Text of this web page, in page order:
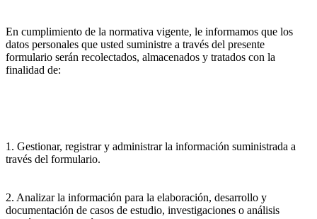
En cumplimiento de la normativa vigente, le informamos que los
datos personales que usted suministre a través del presente
formulario serán recolectados, almacenados y tratados con la
finalidad de:
1. Gestionar, registrar y administrar la información suministrada a
través del formulario.
2. Analizar la información para la elaboración, desarrollo y
documentación de casos de estudio, investigaciones o análisis